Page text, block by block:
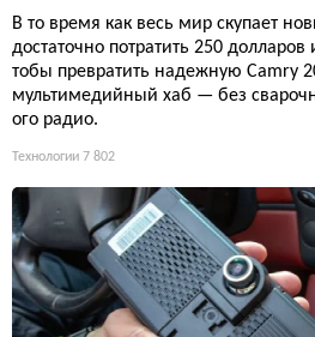
В то время как весь мир скупает
достаточно потратить 250
тобы превратить надежную Camry
мультимедийный хаб — без
ого радио.
Технологии 7 802